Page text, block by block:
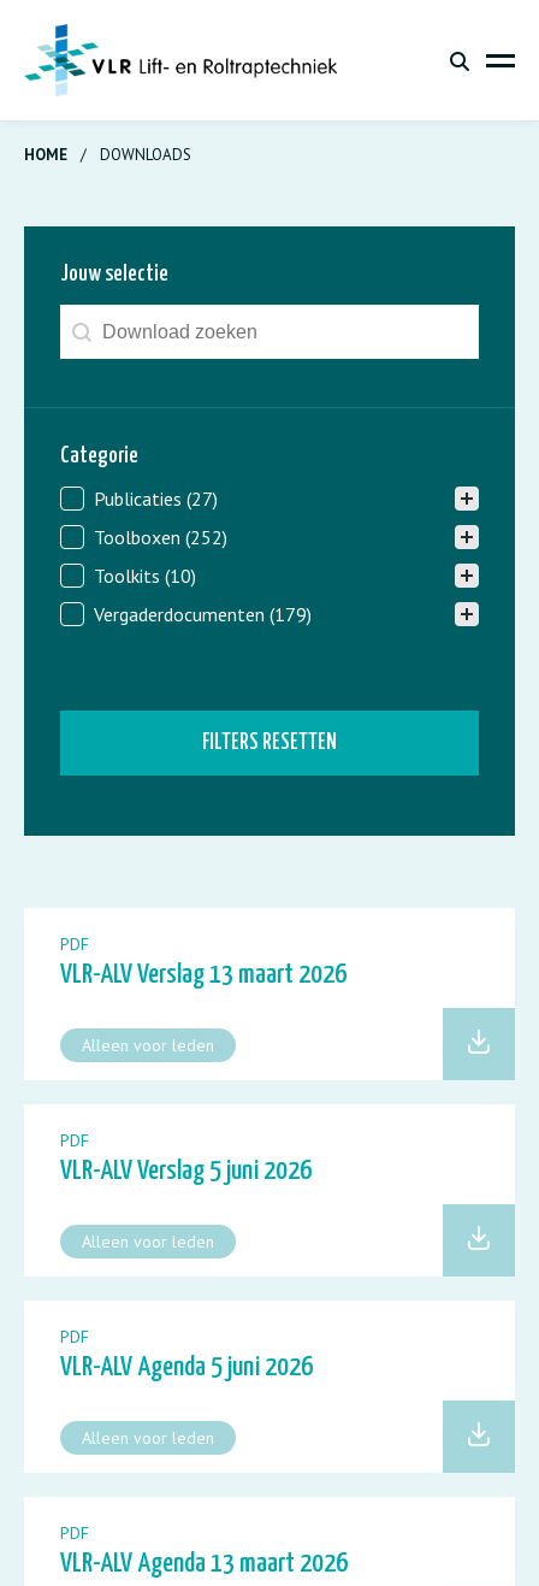
HOME / DOWNLOADS
Jouw selectie
Zoeken - downloads
Search content
Categorie
Downloads - categorie
Publicaties (27)
Toolboxen (252)
Toolkits (10)
Vergaderdocumenten (179)
FILTERS RESETTEN
PDF
VLR-ALV Verslag 13 maart 2026
Alleen voor leden
PDF
VLR-ALV Verslag 5 juni 2026
Alleen voor leden
PDF
VLR-ALV Agenda 5 juni 2026
Alleen voor leden
PDF
VLR-ALV Agenda 13 maart 2026